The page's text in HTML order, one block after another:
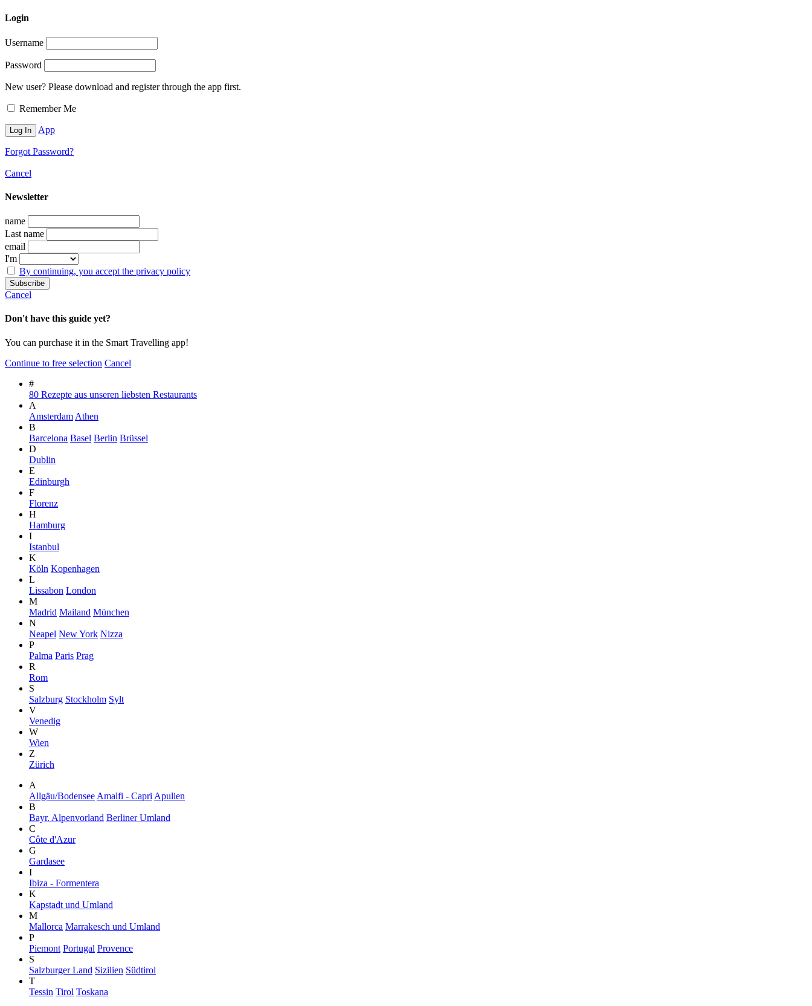
Login
Username
Password
New user? Please download and register through the app first.
Remember Me
App
Forgot Password?
Cancel
Newsletter
name
Last name
email
I'm
By continuing, you accept the privacy policy
Cancel
Don't have this guide yet?
You can purchase it in the Smart Travelling app!
Continue to free selection Cancel
#
80 Rezepte aus unseren liebsten Restaurants
A
Amsterdam Athen
B
Barcelona Basel Berlin Brüssel
D
Dublin
E
Edinburgh
F
Florenz
H
Hamburg
I
Istanbul
K
Köln Kopenhagen
L
Lissabon London
M
Madrid Mailand München
N
Neapel New York Nizza
P
Palma Paris Prag
R
Rom
S
Salzburg Stockholm Sylt
V
Venedig
W
Wien
Z
Zürich
A
Allgäu/Bodensee Amalfi - Capri Apulien
B
Bayr. Alpenvorland Berliner Umland
C
Côte d'Azur
G
Gardasee
I
Ibiza - Formentera
K
Kapstadt und Umland
M
Mallorca Marrakesch und Umland
P
Piemont Portugal Provence
S
Salzburger Land Sizilien Südtirol
T
Tessin Tirol Toskana